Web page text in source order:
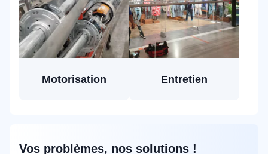
Motorisation Entretien
Vos problèmes, nos solutions !